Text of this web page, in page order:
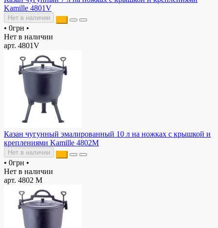
Kamille 4801V
Нет в наличии
• 0грн •
Нет в наличии
арт. 4801V
Казан чугунный эмалированный 10 л на ножках с крышкой и
креплениями Kamille 4802M
Нет в наличии
• 0грн •
Нет в наличии
арт. 4802 М